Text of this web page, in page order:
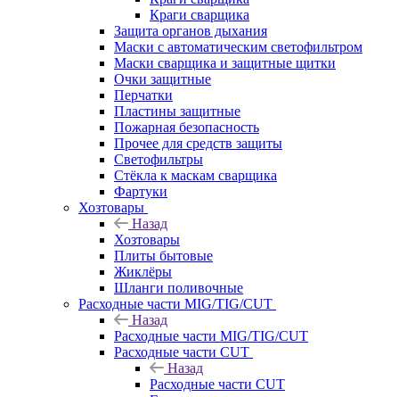
Краги сварщика
Защита органов дыхания
Маски с автоматическим светофильтром
Маски сварщика и защитные щитки
Очки защитные
Перчатки
Пластины защитные
Пожарная безопасность
Прочее для средств защиты
Светофильтры
Стёкла к маскам сварщика
Фартуки
Хозтовары
Назад
Хозтовары
Плиты бытовые
Жиклёры
Шланги поливочные
Расходные части MIG/TIG/CUT
Назад
Расходные части MIG/TIG/CUT
Расходные части CUT
Назад
Расходные части CUT